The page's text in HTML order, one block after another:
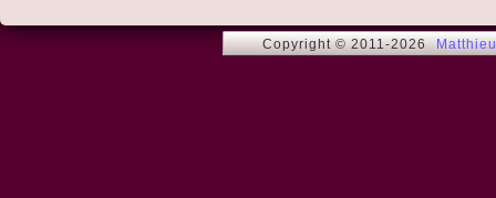
Copyright © 2011-2026